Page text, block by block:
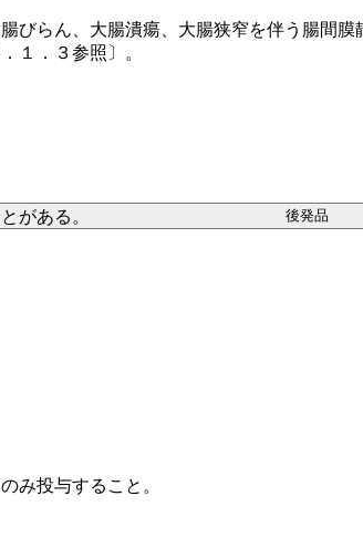
らん、大腸潰瘍、大腸狭窄を伴う腸間
１．３参照〕。
がある。
み投与すること。
後発品